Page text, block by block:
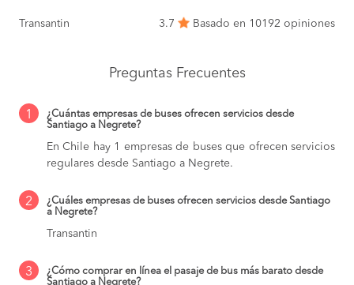
Transantin 3.7 Basado en 10192 opiniones
Preguntas Frecuentes
1
¿Cuántas empresas de buses ofrecen servicios desde
Santiago a Negrete?
En Chile hay 1 empresas de buses que ofrecen servicios
regulares desde Santiago a Negrete.
2
¿Cuáles empresas de buses ofrecen servicios desde Santiago
a Negrete?
Transantin
3
¿Cómo comprar en línea el pasaje de bus más barato desde
Santiago a Negrete?